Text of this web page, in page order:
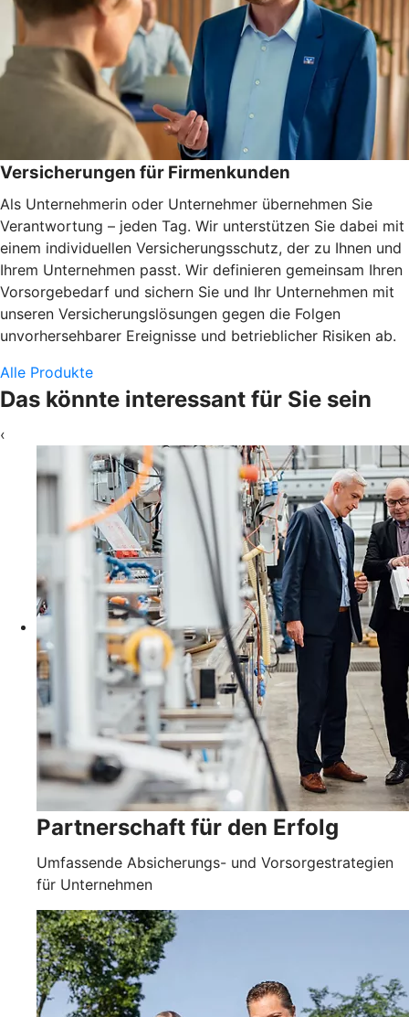
Versicherungen für Firmenkunden
Als Unternehmerin oder Unternehmer übernehmen Sie
Verantwortung – jeden Tag. Wir unterstützen Sie dabei mit
einem individuellen Versicherungsschutz, der zu Ihnen und
Ihrem Unternehmen passt. Wir definieren gemeinsam Ihren
Vorsorgebedarf und sichern Sie und Ihr Unternehmen mit
unseren Versicherungslösungen gegen die Folgen
unvorhersehbarer Ereignisse und betrieblicher Risiken ab.
Alle Produkte
Das könnte interessant für Sie sein
‹
Partnerschaft für den Erfolg
Umfassende Absicherungs- und Vorsorgestrategien
für Unternehmen